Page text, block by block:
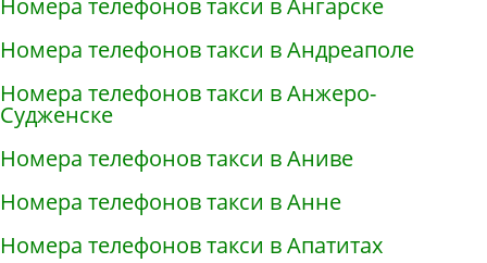
Номера телефонов такси в Ангарске
Номера телефонов такси в Андреаполе
Номера телефонов такси в Анжеро-
Судженске
Номера телефонов такси в Аниве
Номера телефонов такси в Анне
Номера телефонов такси в Апатитах